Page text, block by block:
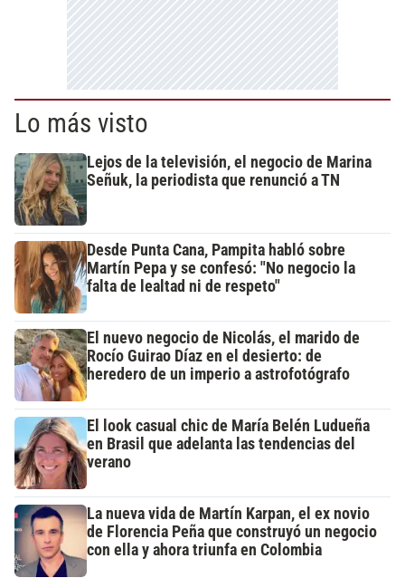
Lo más visto
Lejos de la televisión, el negocio de Marina
Señuk, la periodista que renunció a TN
Desde Punta Cana, Pampita habló sobre
Martín Pepa y se confesó: "No negocio la
falta de lealtad ni de respeto"
El nuevo negocio de Nicolás, el marido de
Rocío Guirao Díaz en el desierto: de
heredero de un imperio a astrofotógrafo
El look casual chic de María Belén Ludueña
en Brasil que adelanta las tendencias del
verano
La nueva vida de Martín Karpan, el ex novio
de Florencia Peña que construyó un negocio
con ella y ahora triunfa en Colombia